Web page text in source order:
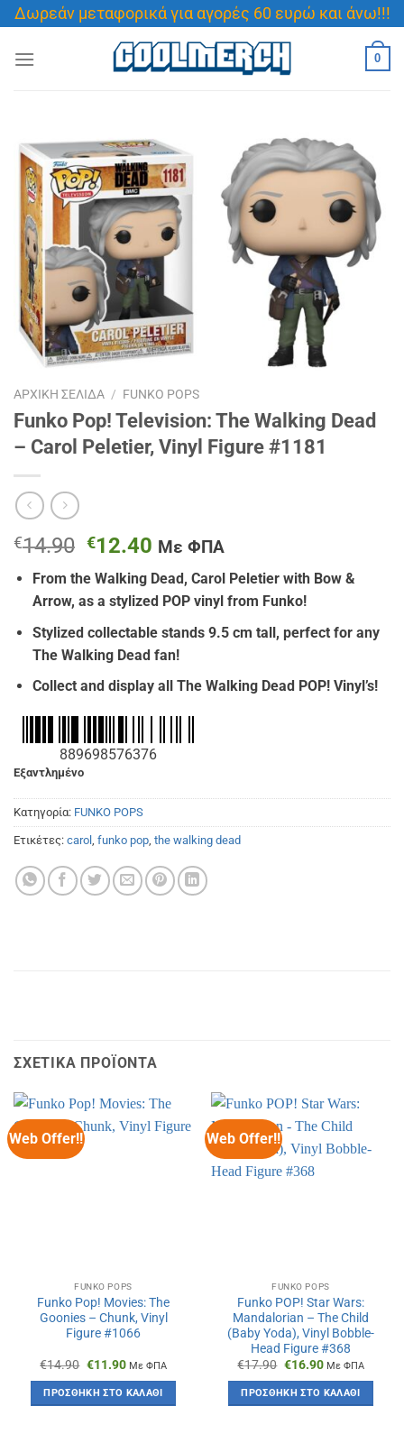
Μετάβαση
στο
περιεχόμενο
Δωρεάν μεταφορικά για αγορές 60 ευρώ και άνω!!!
0
ΑΡΧΙΚΉ ΣΕΛΊΔΑ / FUNKO POPS
Funko Pop! Television: The Walking Dead
– Carol Peletier, Vinyl Figure #1181
€14.90 Original
price
was:
€14.90.
€12.40 Η
τρέχουσα
τιμή
είναι:
€12.40.
Με ΦΠΑ
From the Walking Dead, Carol Peletier with Bow &
Arrow, as a stylized POP vinyl from Funko!
Stylized collectable stands 9.5 cm tall, perfect for any
The Walking Dead fan!
Collect and display all The Walking Dead POP! Vinyl’s!
889698576376
Εξαντλημένο
Κατηγορία: FUNKO POPS
Ετικέτες: carol funko pop the walking dead
ΣΧΕΤΙΚΆ ΠΡΟΪΌΝΤΑ
Web Offer!!
FUNKO POPS
Funko Pop! Movies: The
Goonies – Chunk, Vinyl
Figure #1066
€14.90 Original
was:
€14.90.
€11.90Η
τιμή
είναι:
€11.90.
Με ΦΠΑ
ΠΡΟΣΘΉΚΗ ΣΤΟ ΚΑΛΆΘΙ
Web Offer!!
FUNKO POPS
Funko POP! Star Wars:
Mandalorian – The Child
(Baby Yoda), Vinyl Bobble-
Head Figure #368
€17.90 Original
was:
€17.90.
€16.90Η
τιμή
είναι:
€16.90.
Με ΦΠΑ
ΠΡΟΣΘΉΚΗ ΣΤΟ ΚΑΛΆΘΙ